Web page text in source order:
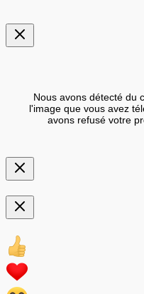
Nous avons détecté du
l'image que vous avez
avons refusé votre